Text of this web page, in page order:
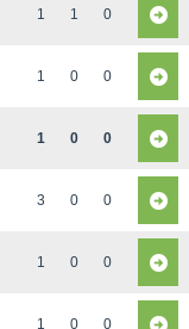
1 1 0
1 0 0
1 0 0
3 0 0
1 0 0
1 0 0